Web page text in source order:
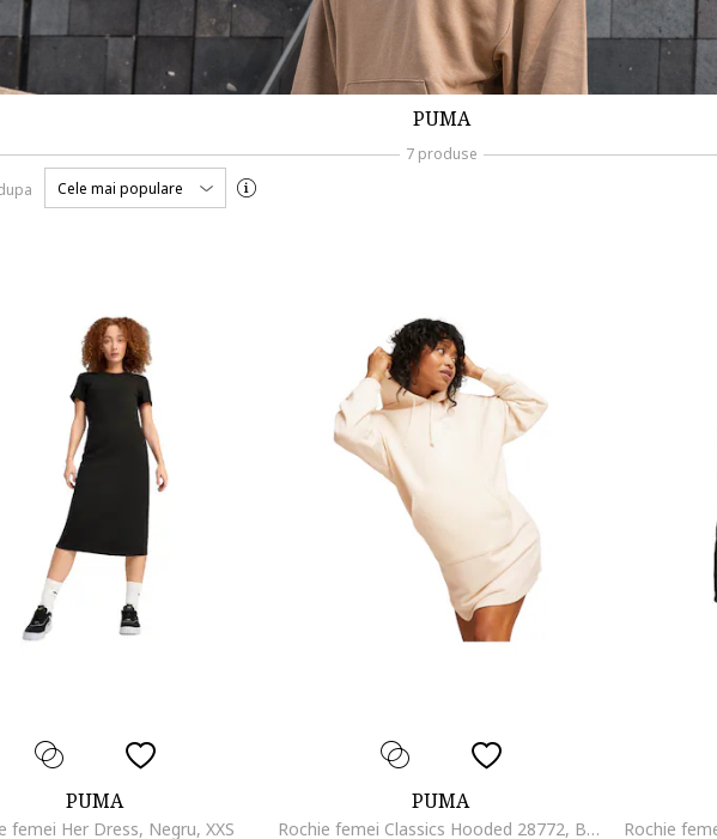
PUMA
7 produse
Cele mai populare
PUMA
femei Her Dress, Negru, XXS
PUMA
Rochie femei Classics Hooded 28772, Bej, Bej